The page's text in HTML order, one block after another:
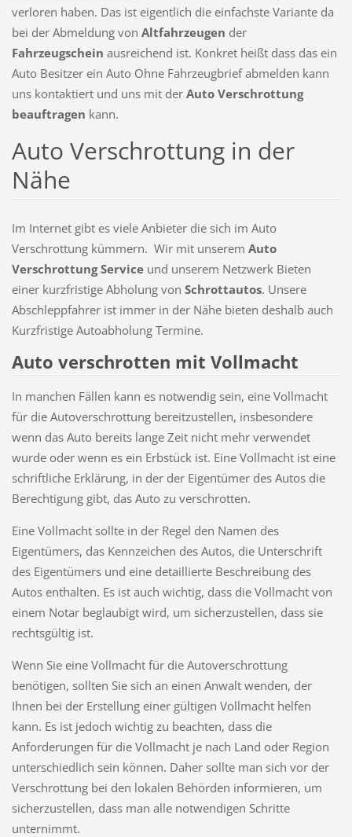
verloren haben. Das ist eigentlich die einfachste Variante da
bei der Abmeldung von Altfahrzeugen der
Fahrzeugschein ausreichend ist. Konkret heißt dass das ein
Auto Besitzer ein Auto Ohne Fahrzeugbrief abmelden kann
uns kontaktiert und uns mit der Auto Verschrottung
beauftragen kann.
Auto Verschrottung in der
Nähe
Im Internet gibt es viele Anbieter die sich im Auto
Verschrottung kümmern. Wir mit unserem Auto
Verschrottung Serviceund unserem Netzwerk Bieten
einer kurzfristige Abholung von Schrottautos. Unsere
Abschleppfahrer ist immer in der Nähe bieten deshalb auch
Kurzfristige Autoabholung Termine.
Auto verschrotten mit Vollmacht
In manchen Fällen kann es notwendig sein, eine Vollmacht
für die Autoverschrottung bereitzustellen, insbesondere
wenn das Auto bereits lange Zeit nicht mehr verwendet
wurde oder wenn es ein Erbstück ist. Eine Vollmacht ist eine
schriftliche Erklärung, in der der Eigentümer des Autos die
Berechtigung gibt, das Auto zu verschrotten.
Eine Vollmacht sollte in der Regel den Namen des
Eigentümers, das Kennzeichen des Autos, die Unterschrift
des Eigentümers und eine detaillierte Beschreibung des
Autos enthalten. Es ist auch wichtig, dass die Vollmacht von
einem Notar beglaubigt wird, um sicherzustellen, dass sie
rechtsgültig ist.
Wenn Sie eine Vollmacht für die Autoverschrottung
benötigen, sollten Sie sich an einen Anwalt wenden, der
Ihnen bei der Erstellung einer gültigen Vollmacht helfen
kann. Es ist jedoch wichtig zu beachten, dass die
Anforderungen für die Vollmacht je nach Land oder Region
unterschiedlich sein können. Daher sollte man sich vor der
Verschrottung bei den lokalen Behörden informieren, um
sicherzustellen, dass man alle notwendigen Schritte
unternimmt.